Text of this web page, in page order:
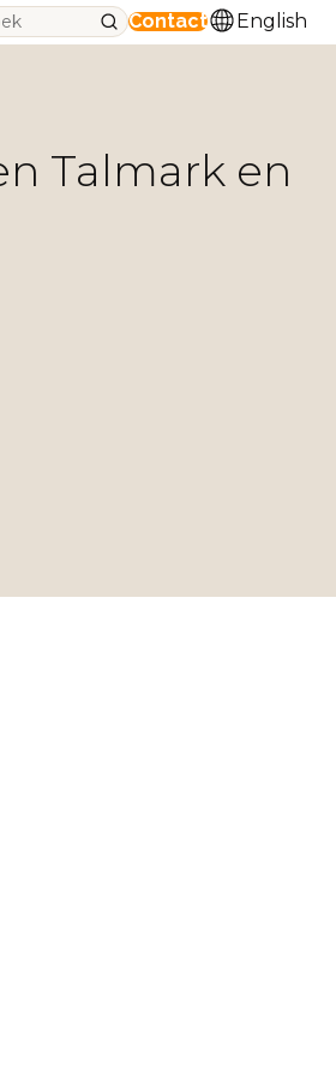
Contact English
Talmark en